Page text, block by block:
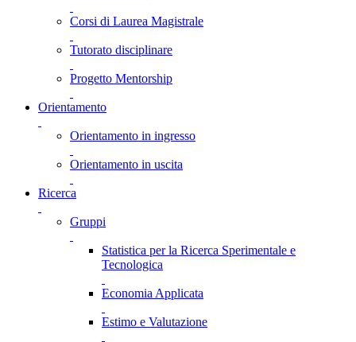
Corsi di Laurea Magistrale
Tutorato disciplinare
Progetto Mentorship
Orientamento
Orientamento in ingresso
Orientamento in uscita
Ricerca
Gruppi
Statistica per la Ricerca Sperimentale e
Tecnologica
Economia Applicata
Estimo e Valutazione